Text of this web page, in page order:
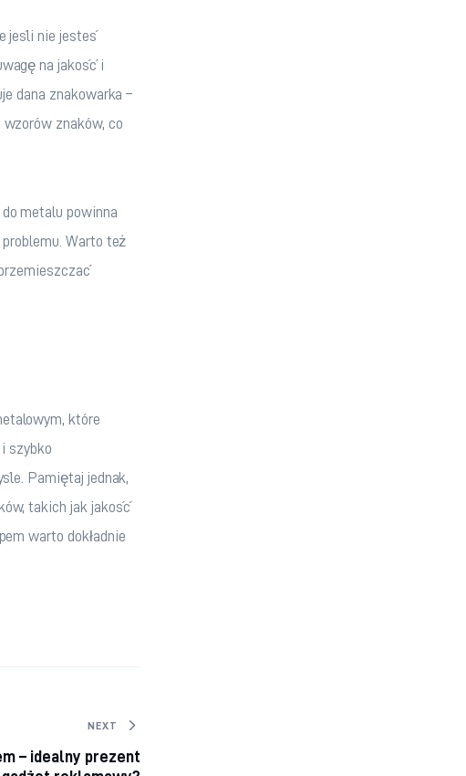
jeśli nie jesteś
na jakość i
dana znakowarka –
znaków, co
metalu powinna
Warto też
które
szybko
Pamiętaj jednak,
takich jak jakość
warto dokładnie
NEXT
– idealny prezent